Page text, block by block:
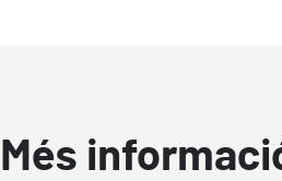
Més